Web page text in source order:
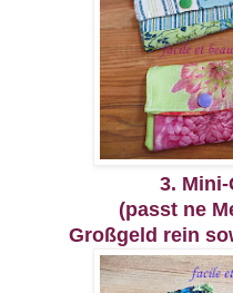
3. Mini-
(passt ne
Großgeld rein